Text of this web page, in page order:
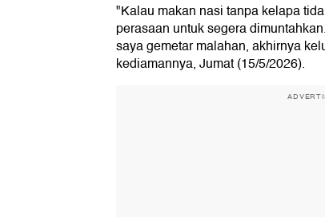
"Kalau makan nasi tanpa kelapa
perasaan untuk segera
saya gemetar malahan, akhirnya
kediamannya, Jumat (15/5/2026).